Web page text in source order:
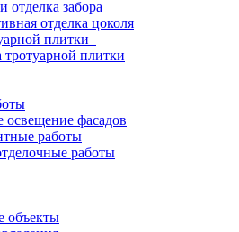
отделка забора
отделка цоколя
плитки
тротуарной плитки
освещение фасадов
работы
работы
объекты